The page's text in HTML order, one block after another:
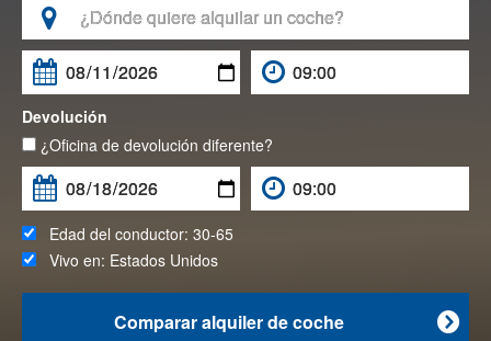

Devolución
¿Oficina de devolución diferente?
Edad del conductor: 30-65
Vivo en: Estados Unidos

Comparar alquiler de coche